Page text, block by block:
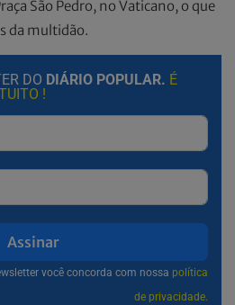
São Pedro, no Vaticano, o que
da multidão.
DO DIÁRIO POPULAR. É
!
Assinar
você concorda com nossa política
de privacidade.